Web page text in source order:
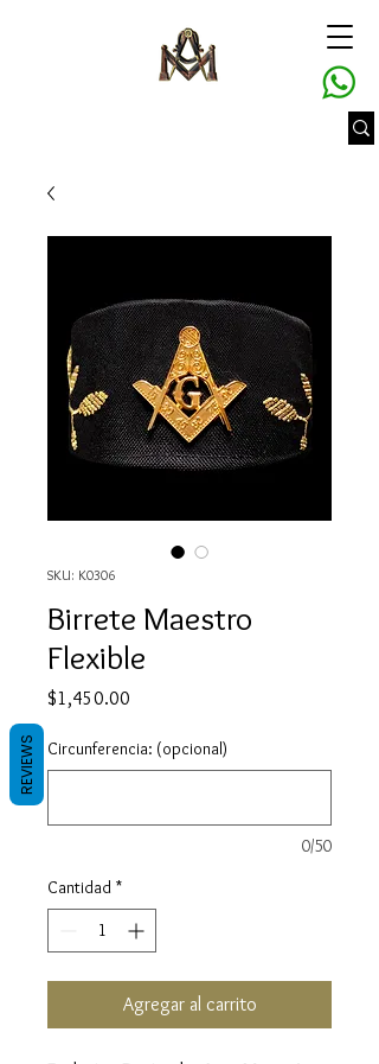
SKU: K0306
Birrete Maestro
Flexible
$1,450.00
Circunferencia: (opcional)
0/50
Cantidad *
Agregar al carrito
REVIEWS